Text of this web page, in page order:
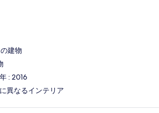
建物
: 2016
異なるインテリア